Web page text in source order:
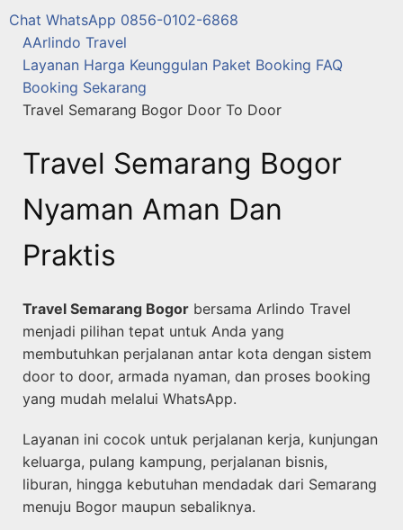
Chat WhatsApp 0856-0102-6868
AArlindo Travel
Layanan Harga Keunggulan Paket Booking FAQ
Booking Sekarang
Travel Semarang Bogor Door To Door
Travel Semarang Bogor
Nyaman Aman Dan
Praktis
Travel Semarang Bogor bersama Arlindo Travel
menjadi pilihan tepat untuk Anda yang
membutuhkan perjalanan antar kota dengan sistem
door to door, armada nyaman, dan proses booking
yang mudah melalui WhatsApp.
Layanan ini cocok untuk perjalanan kerja, kunjungan
keluarga, pulang kampung, perjalanan bisnis,
liburan, hingga kebutuhan mendadak dari Semarang
menuju Bogor maupun sebaliknya.